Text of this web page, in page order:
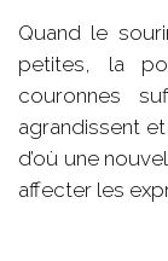
Quand le
petites, la
couronnes
agrandissent
d’où une
affecter les